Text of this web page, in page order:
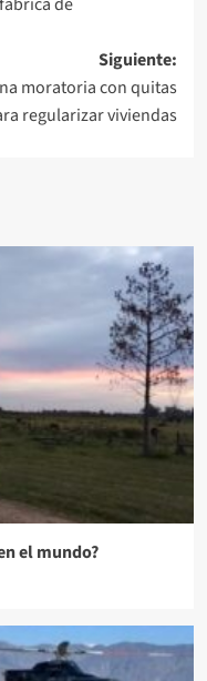
Siguiente:
moratoria con quitas
regularizar viviendas
el mundo?